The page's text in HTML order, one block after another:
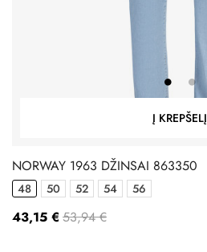
Į KREPŠELĮ
NORWAY 1963 DŽINSAI 863350
48 50 52 54 56
43,15 € 53,94 €